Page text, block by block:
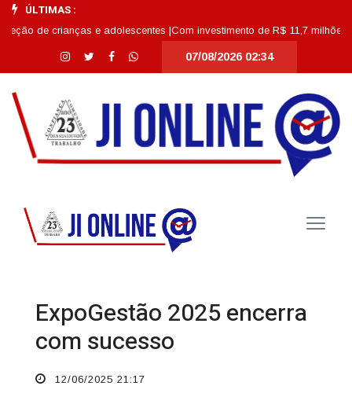
ÚLTIMAS :
crianças e adolescentes |Com investimento de R$ 11,7 milhões, Escola
07/08/2026 02:34
ExpoGestão 2025 encerra
com sucesso
12/06/2025 21:17